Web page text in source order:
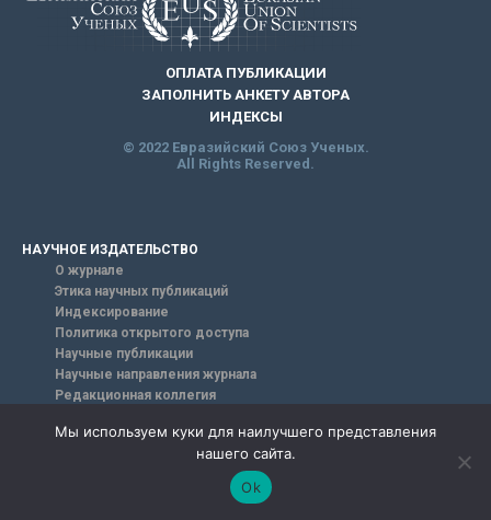
ОПЛАТА ПУБЛИКАЦИИ
ЗАПОЛНИТЬ АНКЕТУ АВТОРА
ИНДЕКСЫ
© 2022 Евразийский Союз Ученых.
All Rights Reserved.
НАУЧНОЕ ИЗДАТЕЛЬСТВО
О журнале
Этика научных публикаций
Индексирование
Политика открытого доступа
Научные публикации
Научные направления журнала
Редакционная коллегия
Мы используем куки для наилучшего представления
нашего сайта.
Ok